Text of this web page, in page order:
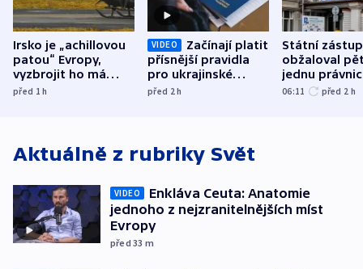
Irsko je „achillovou
patou“ Evropy,
vyzbrojit ho má
Francie
před 1h
VIDEO
Začínají platit
přísnější pravidla
pro ukrajinské
uprchlíky
před 2h
Státní
obžaloval
jednu
osobu v
06:11 před 2 h
Aktuálně z rubriky Svět
VIDEO
Enkláva Ceuta: Anatomie
jednoho z nejzranitelnějších míst
Evropy
před 33 m